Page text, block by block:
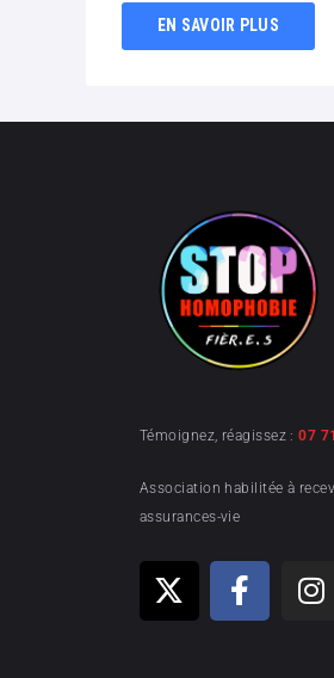
EN SAVOIR PLUS
Témoignez, réagissez :07
Association habilitée à
assurances-vie